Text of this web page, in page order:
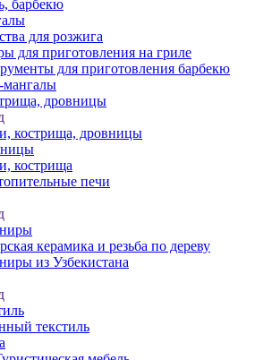
барбекю
для розжига
для приготовления на гриле
для приготовления барбекю
мангалы
дровницы
кострища, дровницы
кострища
печи
керамика и резьба по дереву
из Узбекистана
текстиль